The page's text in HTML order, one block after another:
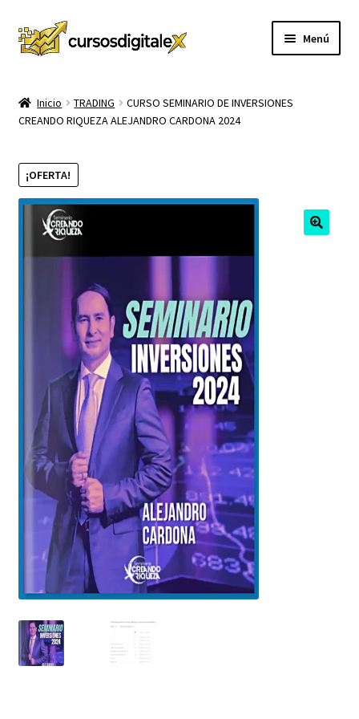
Ir
a
Ir
al
Menú
TIENDA
CURSOS
hijo
MEMBRESIA
CONTACTO
Inicio TRADING
CURSO SEMINARIO DE INVERSIONES
CREANDO RIQUEZA ALEJANDRO CARDONA 2024
¡OFERTA!